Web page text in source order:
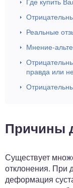
Реальные
Мнение-
правда или
Причины
Существует
отклонения. При
деформация